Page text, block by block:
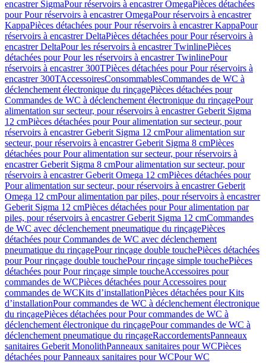
encastrer SigmaPour réservoirs à encastrer OmegaPièces détachées
pour Pour réservoirs à encastrer OmegaPour réservoirs à encastrer
KappaPièces détachées pour Pour réservoirs à encastrer KappaPour
réservoirs à encastrer DeltaPièces détachées pour Pour réservoirs à
encastrer DeltaPour les réservoirs à encastrer TwinlinePièces
détachées pour Pour les réservoirs à encastrer TwinlinePour
réservoirs à encastrer 300TPièces détachées pour Pour réservoirs à
encastrer 300TAccessoiresConsommablesCommandes de WC à
déclenchement électronique du rinçagePièces détachées pour
Commandes de WC à déclenchement électronique du rinçagePour
alimentation sur secteur, pour réservoirs à encastrer Geberit Sigma
12 cmPièces détachées pour Pour alimentation sur secteur, pour
réservoirs à encastrer Geberit Sigma 12 cmPour alimentation sur
secteur, pour réservoirs à encastrer Geberit Sigma 8 cmPièces
détachées pour Pour alimentation sur secteur, pour réservoirs à
encastrer Geberit Sigma 8 cmPour alimentation sur secteur, pour
réservoirs à encastrer Geberit Omega 12 cmPièces détachées pour
Pour alimentation sur secteur, pour réservoirs à encastrer Geberit
Omega 12 cmPour alimentation par piles, pour réservoirs à encastrer
Geberit Sigma 12 cmPièces détachées pour Pour alimentation par
piles, pour réservoirs à encastrer Geberit Sigma 12 cmCommandes
de WC avec déclenchement pneumatique du rinçagePièces
détachées pour Commandes de WC avec déclenchement
pneumatique du rinçagePour rinçage double touchePièces détachées
pour Pour rinçage double touchePour rinçage simple touchePièces
détachées pour Pour rinçage simple toucheAccessoires pour
commandes de WCPièces détachées pour Accessoires pour
commandes de WCKits d’installationPièces détachées pour Kits
d’installationPour commandes de WC à déclenchement électronique
du rinçagePièces détachées pour Pour commandes de WC à
déclenchement électronique du rinçagePour commandes de WC à
déclenchement pneumatique du rinçageRaccordementsPanneaux
sanitaires Geberit MonolithPanneaux sanitaires pour WCPièces
détachées pour Panneaux sanitaires pour WCPour WC